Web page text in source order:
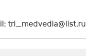
tri_medvedia@list.ru